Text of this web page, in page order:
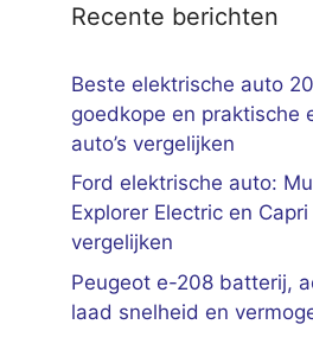
Recente berichten
Beste elektrische auto
goedkope en praktische
auto’s vergelijken
Ford elektrische auto:
Explorer Electric en
vergelijken
Peugeot e-208 batterij,
laad snelheid en